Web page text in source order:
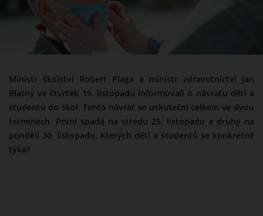
Ministr školství Robert Plaga a ministr zdravotnictví Jan
Blatný ve čtvrtek 19. listopadu informovali o návratu dětí a
studentů do škol. Tento návrat se uskuteční celkem ve dvou
termínech. První spadá na středu 25. listopadu a druhý na
pondělí 30. listopadu. Kterých dětí a studentů se konkrétně
týká?